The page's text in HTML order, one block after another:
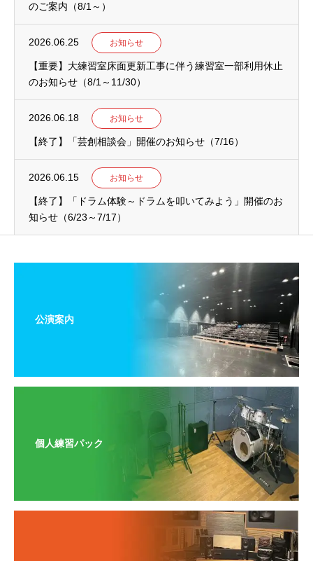
のご案内（8/1～）
2026.06.25 お知らせ
【重要】大練習室床面更新工事に伴う練習室一部利用休止
のお知らせ（8/1～11/30）
2026.06.18 お知らせ
【終了】「芸創相談会」開催のお知らせ（7/16）
2026.06.15 お知らせ
【終了】「ドラム体験～ドラムを叩いてみよう」開催のお
知らせ（6/23～7/17）
公演案内
個人練習パック